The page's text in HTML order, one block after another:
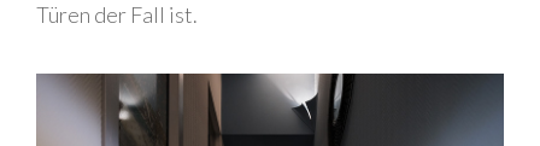
Türen der Fall ist.